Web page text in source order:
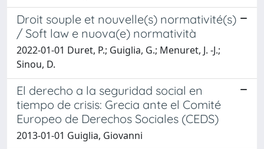
Droit souple et nouvelle(s) normativité(s)
/ Soft law e nuova(e) normatività
2022-01-01 Duret, P.; Guiglia, G.; Menuret, J. -J.;
Sinou, D.
El derecho a la seguridad social en
tiempo de crisis: Grecia ante el Comité
Europeo de Derechos Sociales (CEDS)
2013-01-01 Guiglia, Giovanni